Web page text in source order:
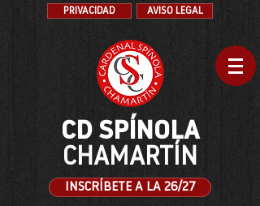
PRIVACIDAD AVISO LEGAL
CD SPÍNOLA
CHAMARTÍN
INSCRÍBETE A LA 26/27